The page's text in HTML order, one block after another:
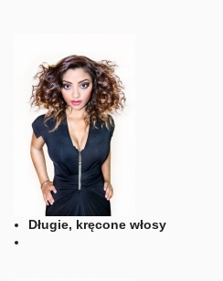
Długie, kręcone włosy